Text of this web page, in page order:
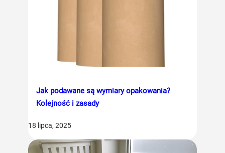
Jak podawane są wymiary opakowania?
Kolejność i zasady
18 lipca, 2025